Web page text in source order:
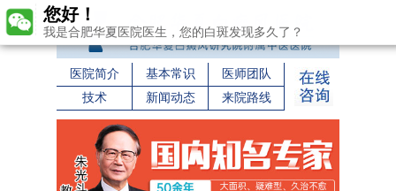
医院简介 基本常识
医师团队
技术
新闻动态 来院路线
您好！
我是合肥华夏医院医生，您的白斑发现多久了？